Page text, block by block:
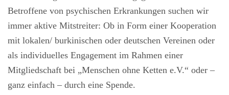
Betroffene von psychischen Erkrankungen suchen wir
immer aktive Mitstreiter: Ob in Form einer Kooperation
mit lokalen/ burkinischen oder deutschen Vereinen oder
als individuelles Engagement im Rahmen einer
Mitgliedschaft bei „Menschen ohne Ketten e.V.“ oder –
ganz einfach – durch eine Spende.